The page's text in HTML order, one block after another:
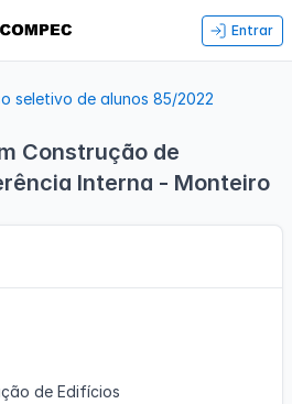
Entrar
seletivo de alunos 85/2022
Construção de
Interna - Monteiro
de Edifícios